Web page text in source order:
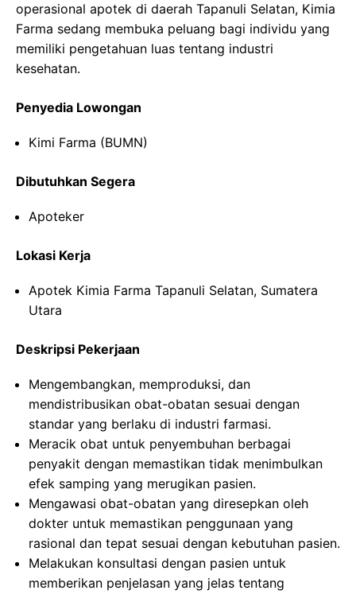
operasional apotek di daerah Tapanuli Selatan, Kimia
Farma sedang membuka peluang bagi individu yang
memiliki pengetahuan luas tentang industri
kesehatan.
Penyedia Lowongan
Kimi Farma (BUMN)
Dibutuhkan Segera
Apoteker
Lokasi Kerja
Apotek Kimia Farma Tapanuli Selatan, Sumatera
Utara
Deskripsi Pekerjaan
Mengembangkan, memproduksi, dan
mendistribusikan obat-obatan sesuai dengan
standar yang berlaku di industri farmasi.
Meracik obat untuk penyembuhan berbagai
penyakit dengan memastikan tidak menimbulkan
efek samping yang merugikan pasien.
Mengawasi obat-obatan yang diresepkan oleh
dokter untuk memastikan penggunaan yang
rasional dan tepat sesuai dengan kebutuhan pasien.
Melakukan konsultasi dengan pasien untuk
memberikan penjelasan yang jelas tentang